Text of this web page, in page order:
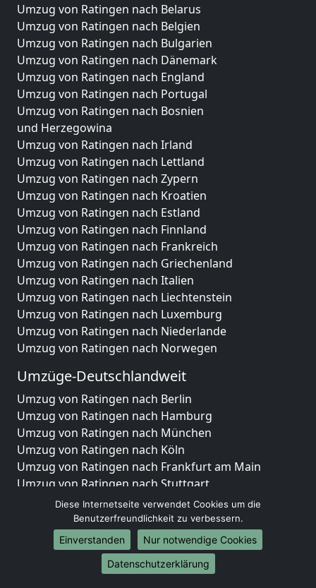
Umzug von Ratingen nach Belarus
Umzug von Ratingen nach Belgien
Umzug von Ratingen nach Bulgarien
Umzug von Ratingen nach Dänemark
Umzug von Ratingen nach England
Umzug von Ratingen nach Portugal
Umzug von Ratingen nach Bosnien
und Herzegowina
Umzug von Ratingen nach Irland
Umzug von Ratingen nach Lettland
Umzug von Ratingen nach Zypern
Umzug von Ratingen nach Kroatien
Umzug von Ratingen nach Estland
Umzug von Ratingen nach Finnland
Umzug von Ratingen nach Frankreich
Umzug von Ratingen nach Griechenland
Umzug von Ratingen nach Italien
Umzug von Ratingen nach Liechtenstein
Umzug von Ratingen nach Luxemburg
Umzug von Ratingen nach Niederlande
Umzug von Ratingen nach Norwegen
Umzüge-Deutschlandweit
Umzug von Ratingen nach Berlin
Umzug von Ratingen nach Hamburg
Umzug von Ratingen nach München
Umzug von Ratingen nach Köln
Umzug von Ratingen nach Frankfurt am Main
Umzug von Ratingen nach Stuttgart
Umzug von Ratingen nach Düsseldorf
Umzug von Ratingen nach Leipzig
Umzug von Ratingen nach Dortmund
Umzug von Ratingen nach Essen
Umzug von Ratingen nach Bremen
Diese Internetseite verwendet Cookies um die
Benutzerfreundlichkeit zu verbessern.
Einverstanden
Nur notwendige Cookies
Datenschutzerklärung